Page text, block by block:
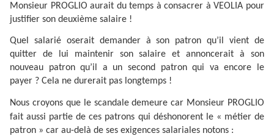
Monsieur PROGLIO aurait du temps à consacrer à VEOLIA pour
justifier son deuxième salaire !
Quel salarié oserait demander à son patron qu’il vient de
quitter de lui maintenir son salaire et annoncerait à son
nouveau patron qu’il a un second patron qui va encore le
payer ? Cela ne durerait pas longtemps !
Nous croyons que le scandale demeure car Monsieur PROGLIO
fait aussi partie de ces patrons qui déshonorent le « métier de
patron » car au-delà de ses exigences salariales notons :